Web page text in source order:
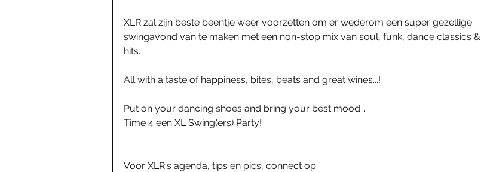
XLR zal zijn beste beentje weer voorzetten om er wederom een super gezellige
swingavond van te maken met een non-stop mix van soul, funk, dance classics &
hits.
All with a taste of happiness, bites, beats and great wines...!
Put on your dancing shoes and bring your best mood...
Time 4 een XL Swing(ers) Party!
Voor XLR's agenda, tips en pics, connect op: